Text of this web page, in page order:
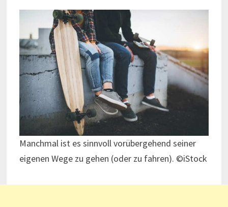
Manchmal ist es sinnvoll vorübergehend seiner
eigenen Wege zu gehen (oder zu fahren). ©iStock